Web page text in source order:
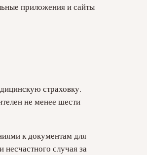
приложения и сайты
страховку.
не менее шести
к документам для
несчастного случая за